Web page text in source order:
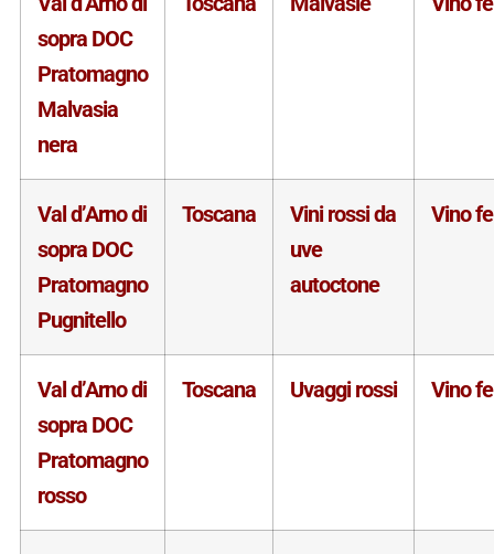
sopra DOC
Pratomagno
Malvasia
nera
Val d’Arno di
sopra DOC
Pratomagno
Pugnitello
Toscana
Vini rossi da
uve
autoctone
Vino
Val d’Arno di
sopra DOC
Pratomagno
rosso
Toscana Uvaggi rossi Vino